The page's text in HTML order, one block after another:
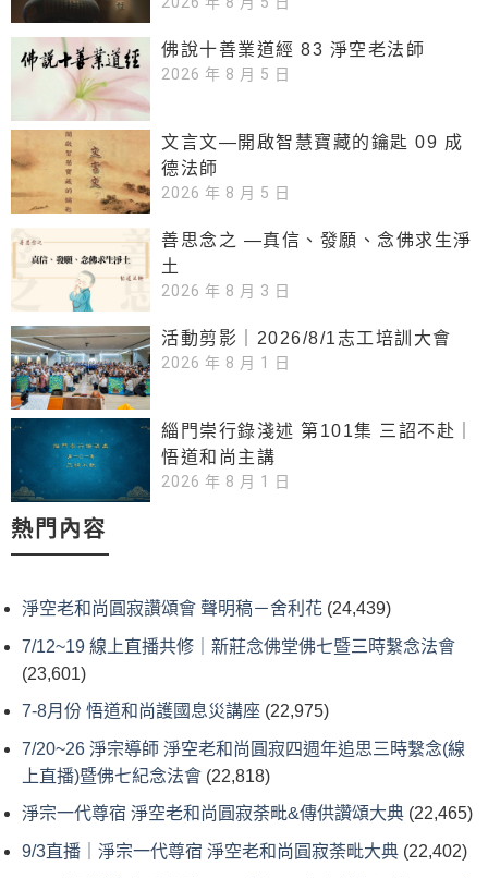
佛說十善業道經 83 淨空老法師
2026 年 8 月 5 日
文言文—開啟智慧寶藏的鑰匙 09 成
德法師
2026 年 8 月 5 日
善思念之 —真信、發願、念佛求生淨
土
2026 年 8 月 3 日
活動剪影｜2026/8/1志工培訓大會
2026 年 8 月 1 日
緇門崇行錄淺述 第101集 三詔不赴｜
悟道和尚主講
2026 年 8 月 1 日
熱門內容
淨空老和尚圓寂讚頌會 聲明稿－舍利花 (24,439)
7/12~19 線上直播共修｜新莊念佛堂佛七暨三時繫念法會
(23,601)
7-8月份 悟道和尚護國息災講座 (22,975)
7/20~26 淨宗導師 淨空老和尚圓寂四週年追思三時繫念(線
上直播)暨佛七紀念法會 (22,818)
淨宗一代尊宿 淨空老和尚圓寂荼毗&傳供讚頌大典 (22,465)
9/3直播｜淨宗一代尊宿 淨空老和尚圓寂荼毗大典 (22,402)